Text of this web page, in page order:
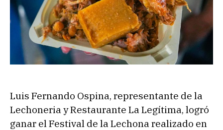
Luis Fernando Ospina, representante de la
Lechoneria y Restaurante La Legítima, logró
ganar el Festival de la Lechona realizado en